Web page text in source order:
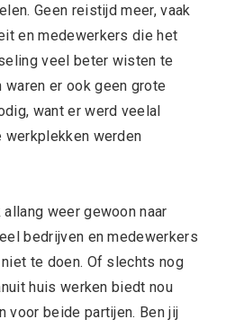
Geen reistijd meer, vaak
en medewerkers die het
veel beter wisten te
waren er ook geen grote
want er werd veelal
werden
weer gewoon naar
bedrijven en medewerkers
te doen. Of slechts nog
huis werken biedt nou
voor beide partijen. Ben jij